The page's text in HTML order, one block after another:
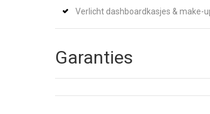
Verlicht dashboardkasjes & make-
Garanties